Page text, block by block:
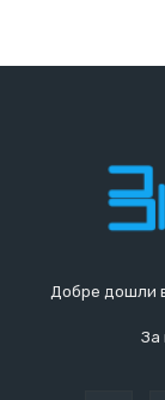
Добре дошли
За